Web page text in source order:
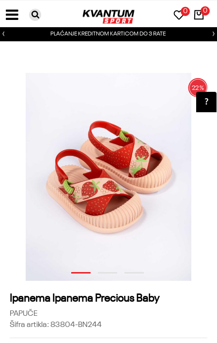
0
0
PLAĆANJE KREDITNOM KARTICOM DO 3 RATE
1
22%
Ipanema Ipanema Precious Baby
PAPUČE
Šifra artikla:83804-BN244